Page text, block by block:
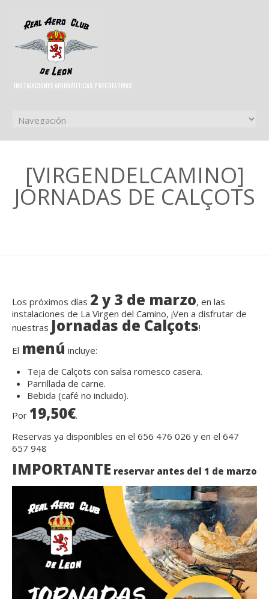
INSTALACIONES AERONÁUTICAS Y RECREATIVAS
[VIRGENDELCAMINO]
JORNADAS DE CALÇOTS
Los próximos días 2 y 3 de marzo, en las
instalaciones de La Virgen del Camino, ¡Ven a disfrutar de
nuestras Jornadas de Calçots!
El menú incluye:
Teja de Calçots con salsa romesco casera.
Parrillada de carne.
Bebida (café no incluido).
Por 19,50€.
Reservas ya disponibles en el 656 476 026 y en el 647
657 948
IMPORTANTE reservar antes del 1 de marzo